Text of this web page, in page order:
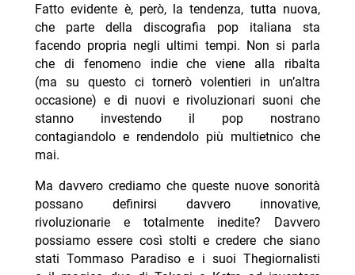
Fatto evidente è, però, la tendenza, tutta nuova,
che parte della discografia pop italiana sta
facendo propria negli ultimi tempi. Non si parla
che di fenomeno indie che viene alla ribalta
(ma su questo ci tornerò volentieri in un’altra
occasione) e di nuovi e rivoluzionari suoni che
stanno investendo il pop nostrano
contagiandolo e rendendolo più multietnico che
mai.
Ma davvero crediamo che queste nuove sonorità
possano definirsi davvero innovative,
rivoluzionarie e totalmente inedite? Davvero
possiamo essere così stolti e credere che siano
stati Tommaso Paradiso e i suoi Thegiornalisti